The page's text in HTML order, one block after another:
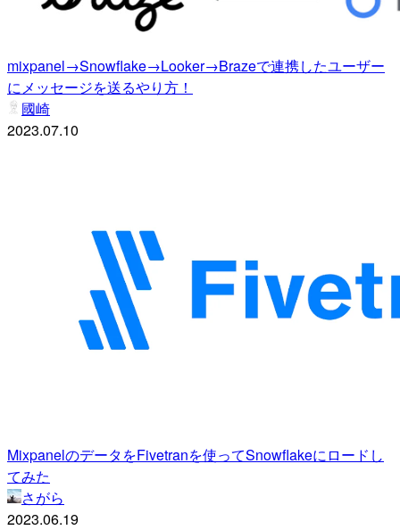
mixpanel→Snowflake→Looker→Brazeで連携したユーザー
にメッセージを送るやり方！
國崎
2023.07.10
MixpanelのデータをFivetranを使ってSnowflakeにロードし
てみた
さがら
2023.06.19